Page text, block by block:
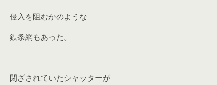
侵入を阻むかのような
鉄条網もあった。
閉ざされていたシャッターが